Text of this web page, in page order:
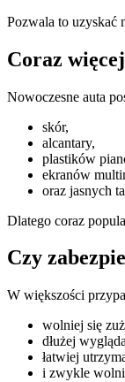
Pozwala to uzyskać
Coraz
Nowoczesne auta
skór,
alcantary,
plastików
ekranów
oraz jasnych
Dlatego coraz
Czy
W większości
wolniej się
dłużej
łatwiej
i zwykle